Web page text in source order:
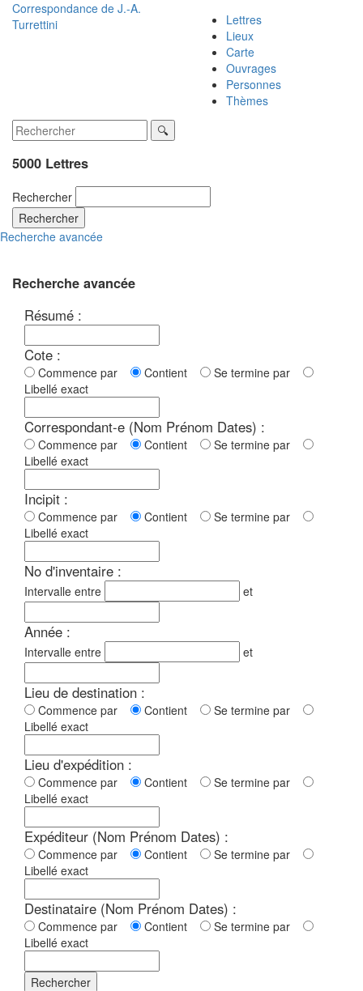
Correspondance de J.-A.
Turrettini
Lettres
Lieux
Carte
Ouvrages
Personnes
Thèmes
5000 Lettres
Rechercher
Rechercher
Recherche avancée
Recherche avancée
Résumé :
Cote :
Commence par Contient
Se termine par
Libellé exact
Correspondant-e (Nom Prénom Dates) :
Commence par Contient
Se termine par
Libellé exact
Incipit :
Commence par Contient
Se termine par
Libellé exact
No d'inventaire :
Intervalle entre et
Année :
Intervalle entre et
Lieu de destination :
Commence par Contient
Se termine par
Libellé exact
Lieu d'expédition :
Commence par Contient
Se termine par
Libellé exact
Expéditeur (Nom Prénom Dates) :
Commence par Contient
Se termine par
Libellé exact
Destinataire (Nom Prénom Dates) :
Commence par Contient
Se termine par
Libellé exact
Rechercher